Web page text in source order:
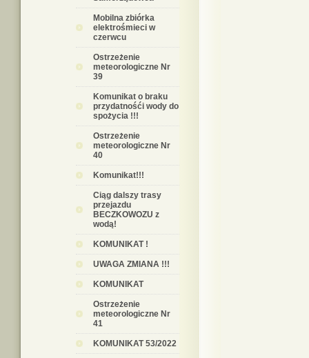
Mobilna zbiórka
elektrośmieci w
czerwcu
Ostrzeżenie
meteorologiczne Nr
39
Komunikat o braku
przydatnośći wody do
spożycia !!!
Ostrzeżenie
meteorologiczne Nr
40
Komunikat!!!
Ciąg dalszy trasy
przejazdu
BECZKOWOZU z
wodą!
KOMUNIKAT !
UWAGA ZMIANA !!!
KOMUNIKAT
Ostrzeżenie
meteorologiczne Nr
41
KOMUNIKAT 53/2022